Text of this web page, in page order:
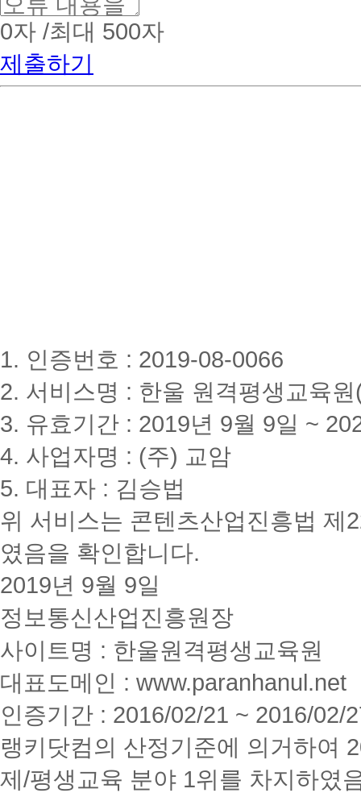
0자 /최대 500자
제출하기
1. 인증번호 : 2019-08-0066
2. 서비스명 : 한울 원격평생교육
3. 유효기간 : 2019년 9월 9일 ~
4. 사업자명 : (주) 교암
5. 대표자 : 김승법
위 서비스는 콘텐츠산업진흥법 제
였음을 확인합니다.
2019년 9월 9일
정보통신산업진흥원장
사이트명 : 한울원격평생교육원
대표도메인 : www.paranhanul.net
인증기간 : 2016/02/21 ~ 2016/02/
랭키닷컴의 산정기준에 의거하여
제/평생교육 분야 1위를 차지하였